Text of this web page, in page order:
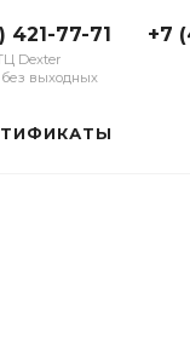
421-77-71
Dexter
без выходных
+7